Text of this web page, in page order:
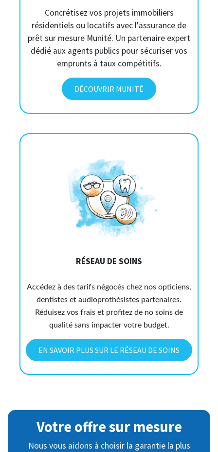
Concrétisez vos projets immobiliers
résidentiels ou locatifs avec l'assurance de
prêt sur mesure Munité. Un partenaire expert
dédié aux agents publics pour sécuriser vos
emprunts à taux compétitifs.
DÉCOUVRIR MUNITÉ
RÉSEAU DE SOINS
Accédez à des tarifs négocés chez nos opticiens,
dentistes et audioprothésistes partenaires.
Réduisez vos frais et profitez de no soins de
qualité sans impacter votre budget.
EN SAVOIR PLUS SUR LE RÉSEAU DE SOINS
Votre offre sur mesure
Nous vous aidons à choisir la garantie la plus